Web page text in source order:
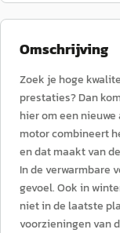
Omschrijving
Zoek je hoge
prestaties? Dan
hier om een
motor combineert
en dat maakt van
In de verwarmbare
gevoel. Ook in
niet in de laatste
voorzieningen van